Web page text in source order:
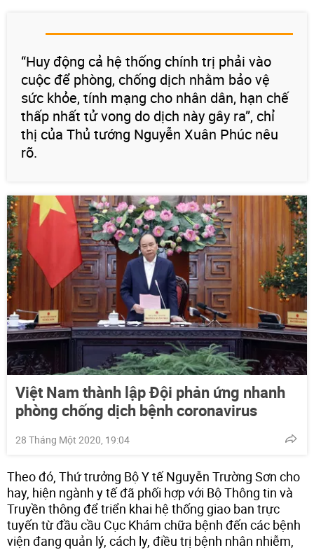
“Huy động cả hệ thống chính trị phải vào
cuộc để phòng, chống dịch nhằm bảo vệ
sức khỏe, tính mạng cho nhân dân, hạn chế
thấp nhất tử vong do dịch này gây ra”, chỉ
thị của Thủ tướng Nguyễn Xuân Phúc nêu
rõ.
Việt Nam thành lập Đội phản ứng nhanh
phòng chống dịch bệnh coronavirus
28 Tháng Một 2020, 19:04
Theo đó, Thứ trưởng Bộ Y tế Nguyễn Trường Sơn cho
hay, hiện ngành y tế đã phối hợp với Bộ Thông tin và
Truyền thông để triển khai hệ thống giao ban trực
tuyến từ đầu cầu Cục Khám chữa bệnh đến các bệnh
viện đang quản lý, cách ly, điều trị bệnh nhân nhiễm,